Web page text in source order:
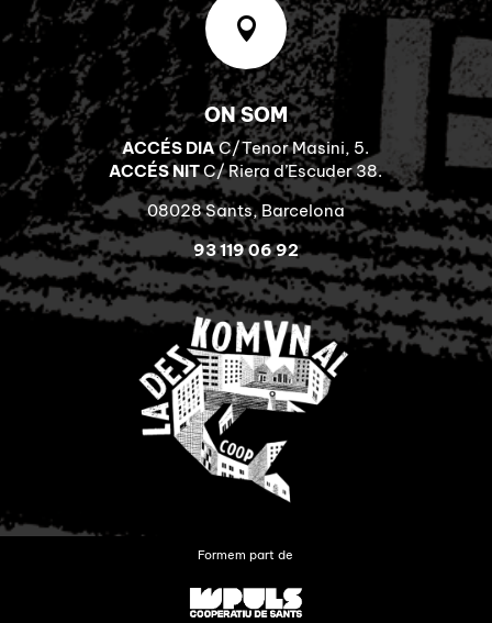

ON SOM
ACCÉS DIAC/Tenor Masini, 5.
ACCÉS NITC/ Riera d’Escuder 38.
08028 Sants, Barcelona
93 119 06 92
Formem part de